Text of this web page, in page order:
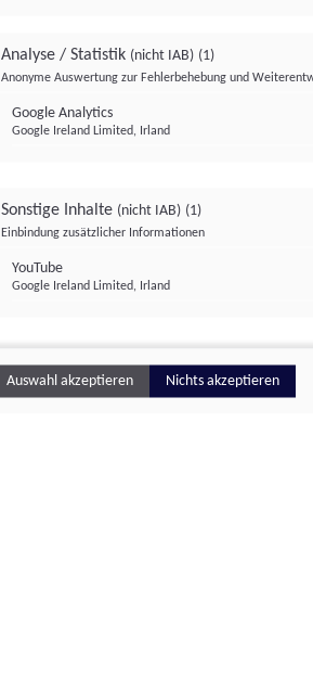
Analyse / Statistik (nicht IAB) (1)
Anonyme Auswertung zur Fehlerbehebung und
Google Analytics
Google Ireland Limited, Irland
Sonstige Inhalte (nicht IAB) (1)
Einbindung zusätzlicher Informationen
YouTube
Google Ireland Limited, Irland
Auswahl akzeptieren Nichts akzeptieren